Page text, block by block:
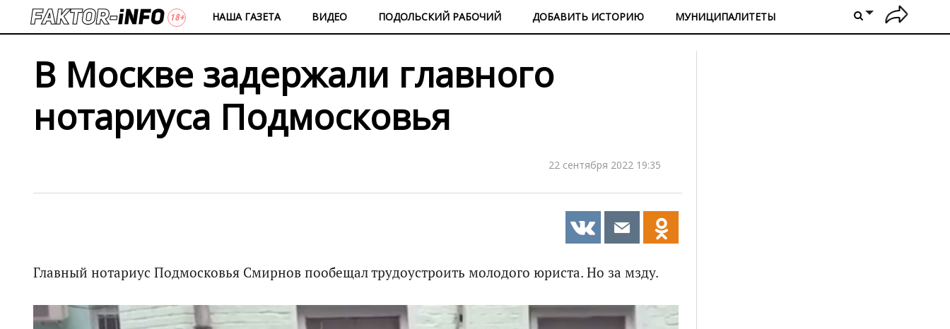
НАША ГАЗЕТА ВИДЕО ПОДОЛЬСКИЙ РАБОЧИЙ ДОБАВИТЬ ИСТОРИЮ МУНИЦИПАЛИТЕТЫ
В Москве задержали главного
нотариуса Подмосковья
22 сентября 2022 19:35
Главный нотариус Подмосковья Смирнов пообещал трудоустроить молодого юриста. Но за мзду.